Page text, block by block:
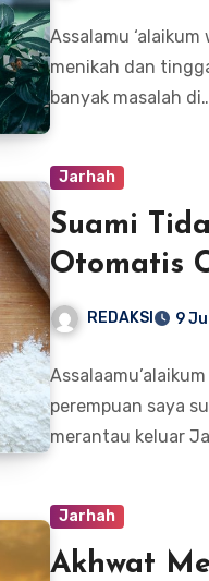
Assalamu
menikah dan
banyak masalah
Jarhah
Suami
Otomatis
REDAKSI 9
perempuan saya
merantau keluar
Jarhah
Akhwat Menolak Lamaran Ikhwan